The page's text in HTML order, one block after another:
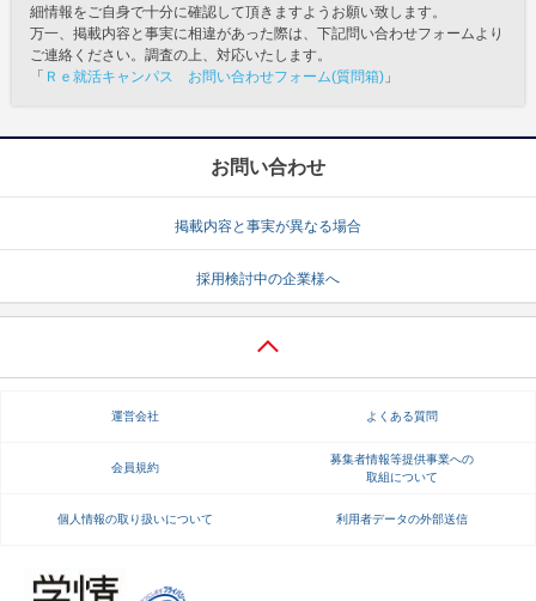
細情報をご自身で十分に確認して頂きますようお願い致します。
万一、掲載内容と事実に相違があった際は、下記問い合わせフォームより
ご連絡ください。調査の上、対応いたします。
「 Ｒｅ就活キャンパス お問い合わせフォーム(質問箱) 」
お問い合わせ
掲載内容と事実が異なる場合
採用検討中の企業様へ
運営会社 よくある質問
会員規約
募集者情報等提供事業への
取組について
個人情報の取り扱いについて 利用者データの外部送信